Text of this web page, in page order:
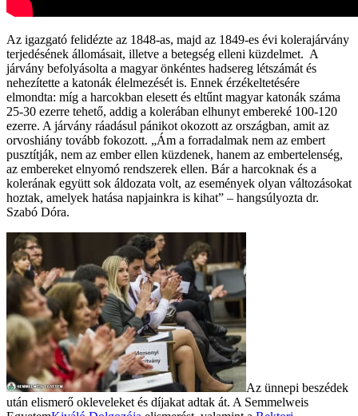
Az igazgató felidézte az 1848-as, majd az 1849-es évi kolerajárvány
terjedésének állomásait, illetve a betegség elleni küzdelmet. A
járvány befolyásolta a magyar önkéntes hadsereg létszámát és
nehezítette a katonák élelmezését is. Ennek érzékeltetésére
elmondta: míg a harcokban elesett és eltűnt magyar katonák száma
25-30 ezerre tehető, addig a kolerában elhunyt embereké 100-120
ezerre. A járvány ráadásul pánikot okozott az országban, amit az
orvoshiány tovább fokozott. „Ám a forradalmak nem az embert
pusztítják, nem az ember ellen küzdenek, hanem az embertelenség,
az embereket elnyomó rendszerek ellen. Bár a harcoknak és a
kolerának együtt sok áldozata volt, az események olyan változásokat
hoztak, amelyek hatása napjainkra is kihat” – hangsúlyozta dr.
Szabó Dóra.
Az ünnepi beszédek
után elismerő okleveleket és díjakat adtak át. A Semmelweis